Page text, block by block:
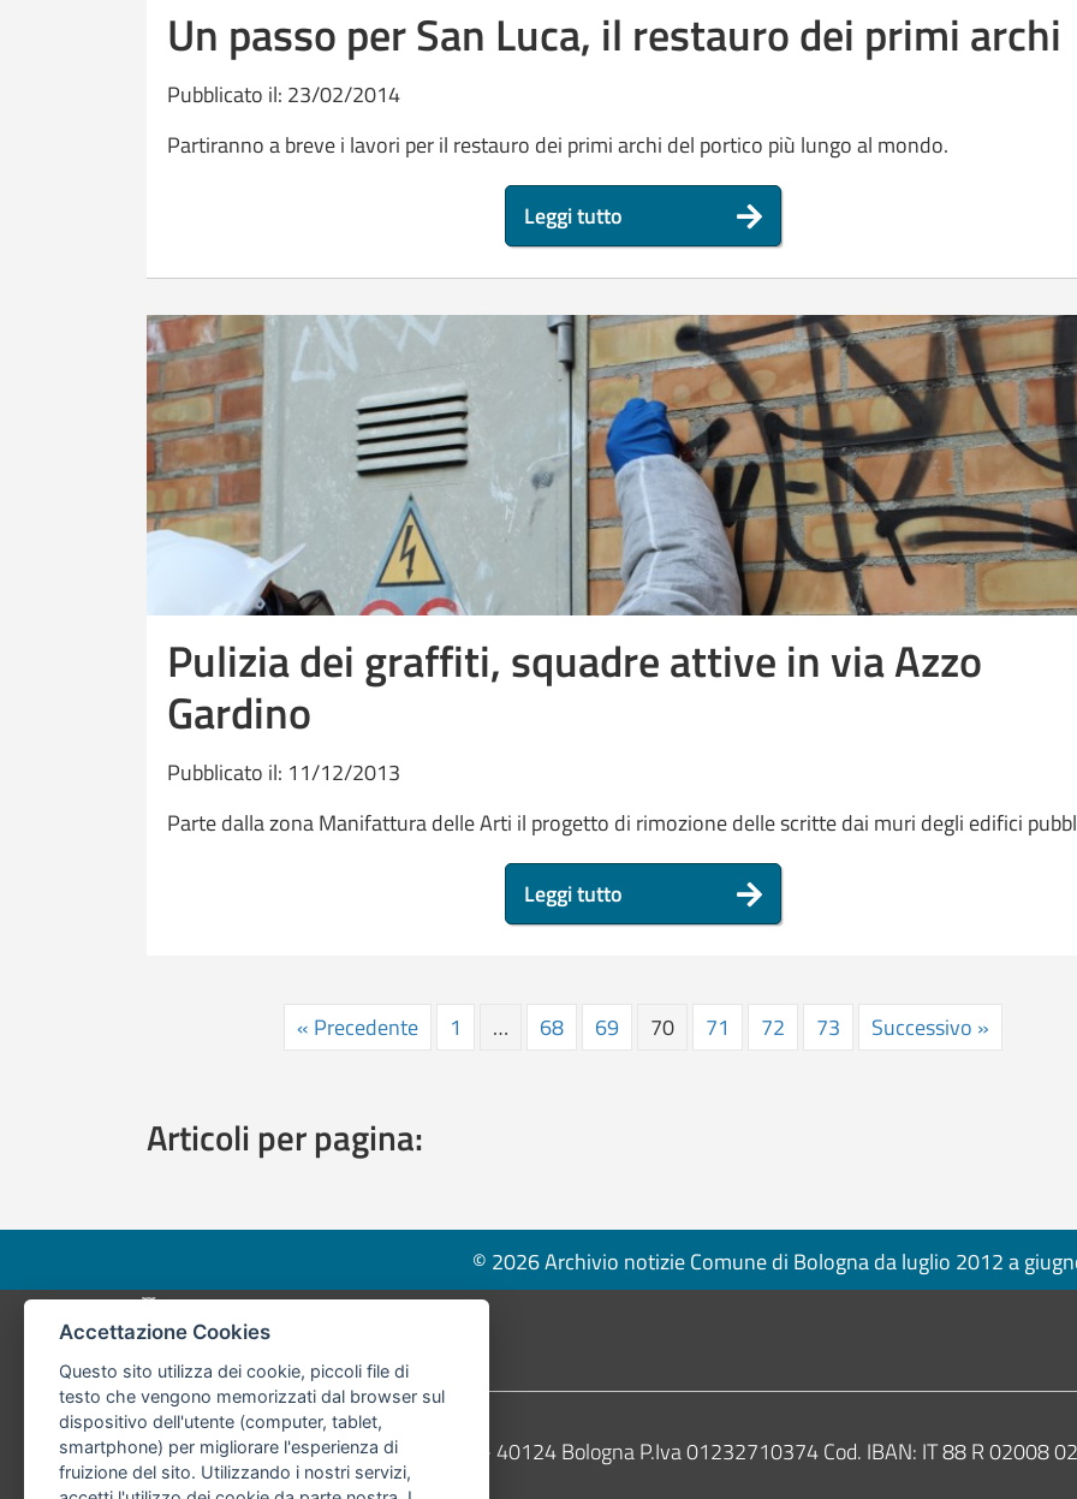
Un passo per San Luca, il restauro dei primi archi
Pubblicato il: 23/02/2014
Partiranno a breve i lavori per il restauro dei primi archi del portico più lungo al mondo.
Leggi tutto
Pulizia dei graffiti, squadre attive in via Azzo
Gardino
Pubblicato il: 11/12/2013
Parte dalla zona Manifattura delle Arti il progetto di rimozione delle scritte dai muri degli edifici
Leggi tutto
« Precedente 1 … 68 69 70 71 72 73 Successivo »
Articoli per pagina:
© 2026 Archivio notizie Comune di Bologna da luglio 2012 a
Pié di pagina di Comune di Bologna
Contatti
Comune di Bologna, Piazza Maggiore, 6 - 40124 Bologna P.Iva 01232710374 Cod. IBAN: IT 88 R 02008
Accettazione Cookies
Questo sito utilizza dei cookie, piccoli file di
testo che vengono memorizzati dal browser sul
dispositivo dell'utente (computer, tablet,
smartphone) per migliorare l'esperienza di
fruizione del sito. Utilizzando i nostri servizi,